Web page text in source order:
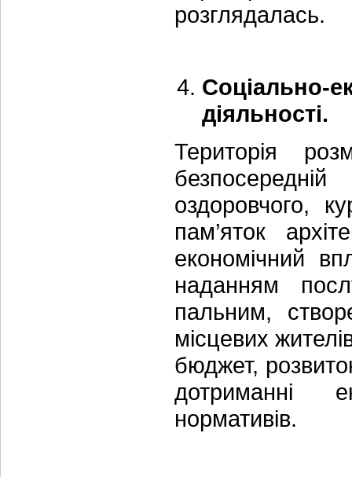
розглядалась.
діяльності.
Територія
оздоровчого,
пам’яток
економічний
наданням
пальним,
місцевих
бюджет,
дотриманні
нормативів.